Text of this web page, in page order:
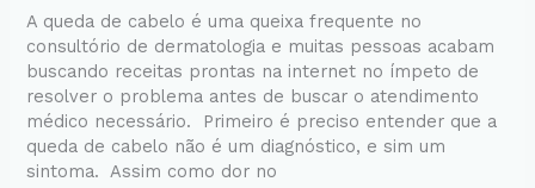
A queda de cabelo é uma queixa frequente no
consultório de dermatologia e muitas pessoas acabam
buscando receitas prontas na internet no ímpeto de
resolver o problema antes de buscar o atendimento
médico necessário. Primeiro é preciso entender que a
queda de cabelo não é um diagnóstico, e sim um
sintoma. Assim como dor no